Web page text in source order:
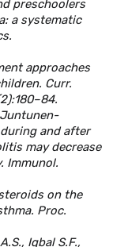
preschoolers
a systematic
approaches
Curr.
Juntunen-
and after
may decrease
Immunol.
on the
Proc.
Iqbal S.F.,